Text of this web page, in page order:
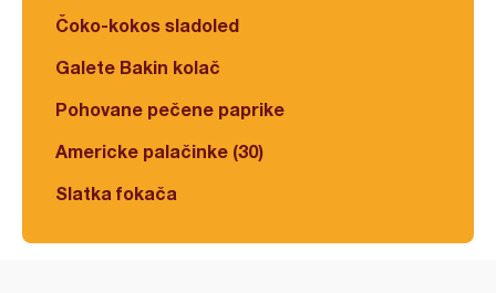
Čoko-kokos sladoled
Galete Bakin kolač
Pohovane pečene paprike
Americke palačinke (30)
Slatka fokača